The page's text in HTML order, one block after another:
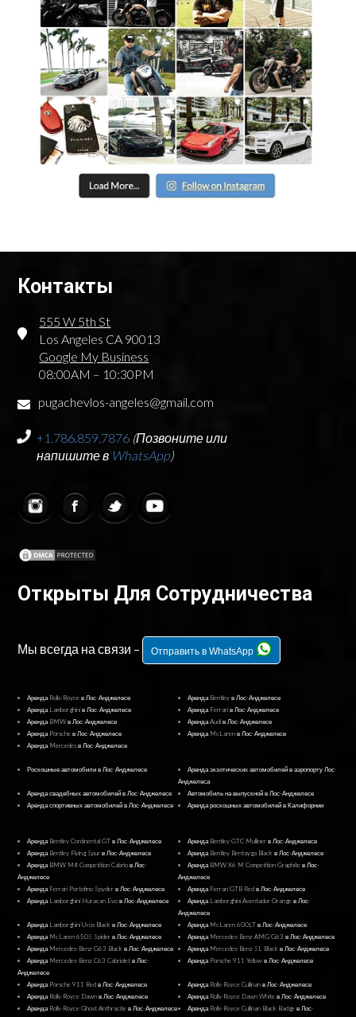
Контакты
555 W 5th St
Los Angeles CA 90013
Google My Business
08:00AM – 10:30PM
pugachevlos-angeles@gmail.com
+1.786.859.7876 (Позвоните или
напишите в WhatsApp)
Открыты Для Сотрудничества
Мы всегда на связи – Отправить в WhatsApp
Аренда Rolls-Royce в Лос-Анджелесе
Аренда Bentley в Лос-Анджелесе
Аренда Lamborghini в Лос-Анджелесе
Аренда Ferrari в Лос-Анджелесе
Аренда BMW в Лос-Анджелесе
Аренда Audi в Лос-Анджелесе
Аренда Porsche в Лос-Анджелесе
Аренда McLaren в Лос-Анджелесе
Аренда Mercedes в Лос-Анджелесе
Роскошные автомобили в Лос-Анджелесе
Аренда экзотических автомобилей в аэропорту Лос-
Анджелеса
Аренда свадебных автомобилей в Лос-Анджелесе
Автомобиль на выпускной в Лос-Анджелесе
Аренда спортивных автомобилей в Лос-Анджелесе
Аренда роскошных автомобилей в Калифорнии
Аренда Bentley Continental GT в Лос-Анджелесе
Аренда Bentley GTC Mulliner в Лос-Анджелесе
Аренда Bentley Flying Spur в Лос-Анджелесе
Аренда Bentley Bentayga Black в Лос-Анджелесе
Аренда BMW M4 Competition Cabrio в Лос-
Анджелесе
Аренда BMW X6 M Competition Graphite в Лос-
Анджелесе
Аренда Ferrari Portofino Spyder в Лос-Анджелесе
Аренда Ferrari GTB Red в Лос-Анджелесе
Аренда Lamborghini Huracan Evo в Лос-Анджелесе
Аренда Lamborghini Aventador Orange в Лос-
Анджелесе
Аренда Lamborghini Urus Black в Лос-Анджелесе
Аренда McLaren 600LT в Лос-Анджелесе
Аренда McLaren 650S Spider в Лос-Анджелесе
Аренда Mercedes-Benz AMG G63 в Лос-Анджелесе
Аренда Mercedes-Benz G63 Black в Лос-Анджелесе
Аренда Mercedes-Benz SL Black в Лос-Анджелесе
Аренда Mercedes-Benz C63 Cabriolet в Лос-
Анджелесе
Аренда Porsche 911 Yellow в Лос-Анджелесе
Аренда Porsche 911 Red в Лос-Анджелесе
Аренда Rolls-Royce Cullinan в Лос-Анджелесе
Аренда Rolls-Royce Dawn в Лос-Анджелесе
Аренда Rolls-Royce Dawn White в Лос-Анджелесе
Аренда Rolls-Royce Ghost Anthracite в Лос-Анджелесе
Аренда Rolls-Royce Cullinan Black Badge в Лос-